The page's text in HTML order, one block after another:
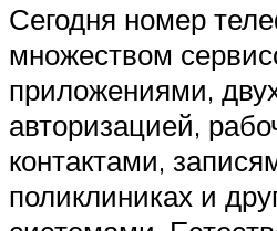
Сегодня номер
множеством
приложениями,
авторизацией,
контактами,
поликлиниках и